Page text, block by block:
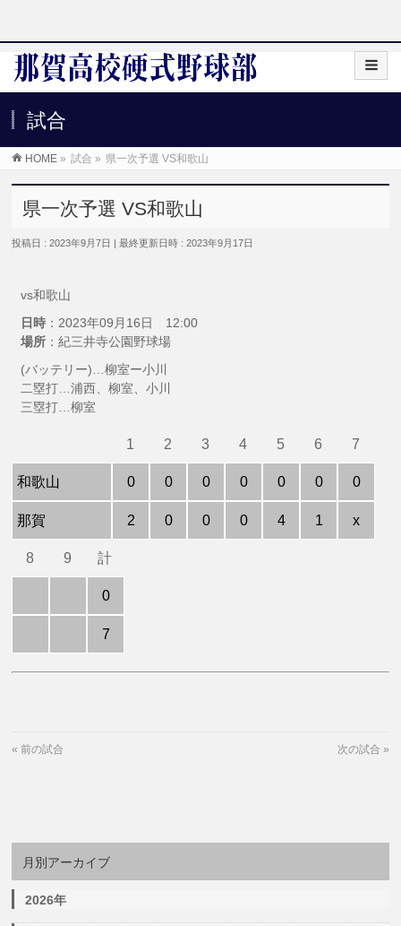
試合
HOME » 試合 » 県一次予選 VS和歌山
県一次予選 VS和歌山
投稿日 : 2023年9月7日 最終更新日時 : 2023年9月17日
vs和歌山
日時 ：2023年09月16日 12:00
場所 ：紀三井寺公園野球場
(バッテリー)…柳室ー小川
二塁打…浦西、柳室、小川
三塁打…柳室
和歌山
那賀
1
0
2
2
0
0
3
0
0
4
0
0
5
0
4
6
0
1
7
0
x
8 9 計
0
7
«前の試合 次の試合 »
月別アーカイブ
2026年